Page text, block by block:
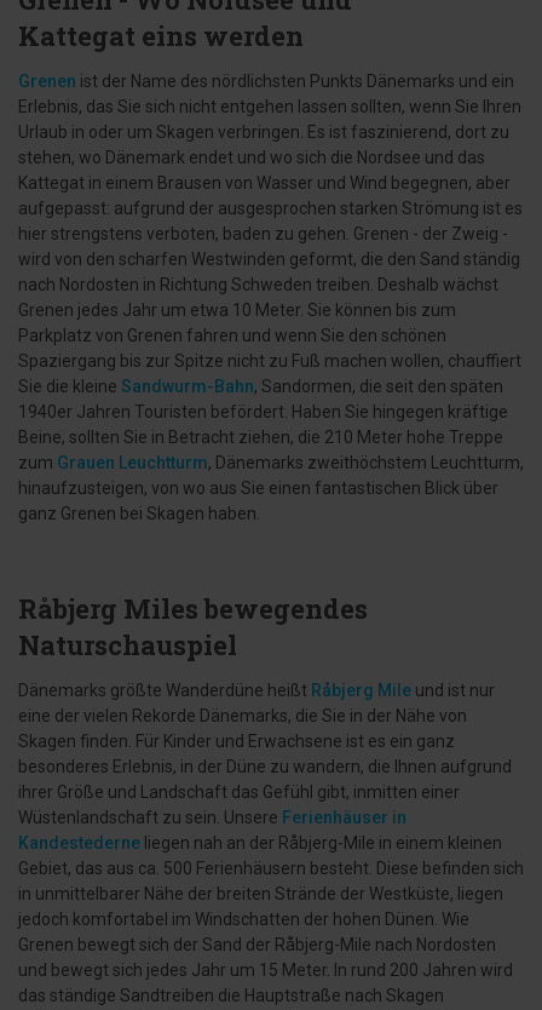
Kattegat eins werden
Grenen ist der Name des nördlichsten Punkts Dänemarks und ein
Erlebnis, das Sie sich nicht entgehen lassen sollten, wenn Sie Ihren
Urlaub in oder um Skagen verbringen. Es ist faszinierend, dort zu
stehen, wo Dänemark endet und wo sich die Nordsee und das
Kattegat in einem Brausen von Wasser und Wind begegnen, aber
aufgepasst: aufgrund der ausgesprochen starken Strömung ist es
hier strengstens verboten, baden zu gehen. Grenen - der Zweig -
wird von den scharfen Westwinden geformt, die den Sand ständig
nach Nordosten in Richtung Schweden treiben. Deshalb wächst
Grenen jedes Jahr um etwa 10 Meter. Sie können bis zum
Parkplatz von Grenen fahren und wenn Sie den schönen
Spaziergang bis zur Spitze nicht zu Fuß machen wollen, chauffiert
Sie die kleine Sandwurm-Bahn, Sandormen, die seit den späten
1940er Jahren Touristen befördert. Haben Sie hingegen kräftige
Beine, sollten Sie in Betracht ziehen, die 210 Meter hohe Treppe
zum Grauen Leuchtturm, Dänemarks zweithöchstem Leuchtturm,
hinaufzusteigen, von wo aus Sie einen fantastischen Blick über
ganz Grenen bei Skagen haben.
Råbjerg Miles bewegendes
Naturschauspiel
Dänemarks größte Wanderdüne heißt Råbjerg Mile und ist nur
eine der vielen Rekorde Dänemarks, die Sie in der Nähe von
Skagen finden. Für Kinder und Erwachsene ist es ein ganz
besonderes Erlebnis, in der Düne zu wandern, die Ihnen aufgrund
ihrer Größe und Landschaft das Gefühl gibt, inmitten einer
Wüstenlandschaft zu sein. Unsere Ferienhäuser in
Kandestederne liegen nah an der Råbjerg-Mile in einem kleinen
Gebiet, das aus ca. 500 Ferienhäusern besteht. Diese befinden sich
in unmittelbarer Nähe der breiten Strände der Westküste, liegen
jedoch komfortabel im Windschatten der hohen Dünen. Wie
Grenen bewegt sich der Sand der Råbjerg-Mile nach Nordosten
und bewegt sich jedes Jahr um 15 Meter. In rund 200 Jahren wird
das ständige Sandtreiben die Hauptstraße nach Skagen